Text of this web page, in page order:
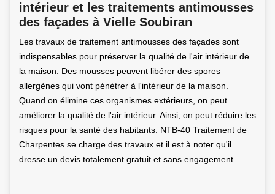
intérieur et les traitements antimousses
des façades à Vielle Soubiran
Les travaux de traitement antimousses des façades sont
indispensables pour préserver la qualité de l'air intérieur de
la maison. Des mousses peuvent libérer des spores
allergènes qui vont pénétrer à l'intérieur de la maison.
Quand on élimine ces organismes extérieurs, on peut
améliorer la qualité de l'air intérieur. Ainsi, on peut réduire les
risques pour la santé des habitants. NTB-40 Traitement de
Charpentes se charge des travaux et il est à noter qu'il
dresse un devis totalement gratuit et sans engagement.